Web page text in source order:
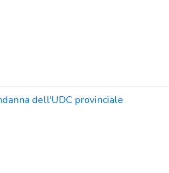
dell'UDC provinciale